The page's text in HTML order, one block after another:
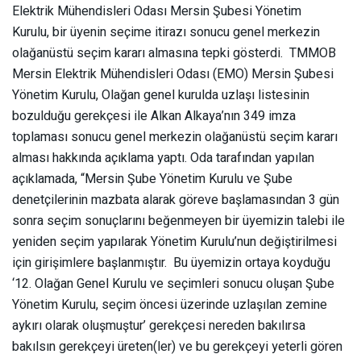
Elektrik Mühendisleri Odası Mersin Şubesi Yönetim
Kurulu, bir üyenin seçime itirazı sonucu genel merkezin
olağanüstü seçim kararı almasına tepki gösterdi. TMMOB
Mersin Elektrik Mühendisleri Odası (EMO) Mersin Şubesi
Yönetim Kurulu, Olağan genel kurulda uzlaşı listesinin
bozulduğu gerekçesi ile Alkan Alkaya’nın 349 imza
toplaması sonucu genel merkezin olağanüstü seçim kararı
alması hakkında açıklama yaptı. Oda tarafından yapılan
açıklamada, “Mersin Şube Yönetim Kurulu ve Şube
denetçilerinin mazbata alarak göreve başlamasından 3 gün
sonra seçim sonuçlarını beğenmeyen bir üyemizin talebi ile
yeniden seçim yapılarak Yönetim Kurulu’nun değiştirilmesi
için girişimlere başlanmıştır. Bu üyemizin ortaya koyduğu
‘12. Olağan Genel Kurulu ve seçimleri sonucu oluşan Şube
Yönetim Kurulu, seçim öncesi üzerinde uzlaşılan zemine
aykırı olarak oluşmuştur’ gerekçesi nereden bakılırsa
bakılsın gerekçeyi üreten(ler) ve bu gerekçeyi yeterli gören